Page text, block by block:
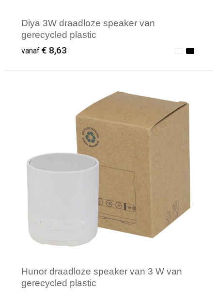
Diya 3W draadloze speaker van
gerecycled plastic
vanaf € 8,63
Minimale afname: 1
Hunor draadloze speaker van 3 W van
gerecycled plastic